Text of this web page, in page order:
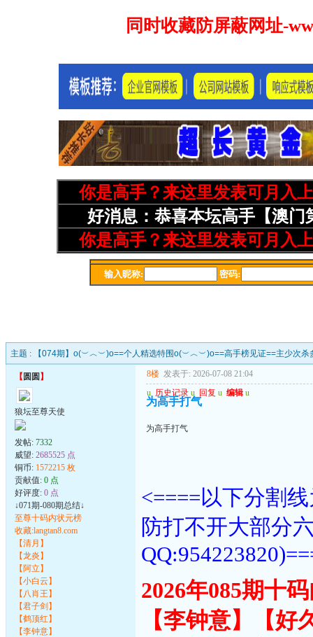
主题 : 【074期】o(︶︿︶)o==个人精选特围o(︶︿︶)o==高手榜见证==主少次杀
【 圆圆 】
狼坛至尊天使
发帖: 7332
威望: 2685525 点
铜币: 1572215 枚
贡献值: 0 点
好评度: 0 点
↓071期-080期总结↓
至尊十码内状元榜
收藏:langtan8.com
【清月】
【龙炎】
【阿立】
【小白云】
【八肖王】
【君子剑】
【鹤顶红】
【李钟意】
8楼 发表于: 2026-07-08 21:04
u 历史记录 u 回复 u 编辑 u
为高手打气
为高手打气
<====以下分割
防打不开大部分
2026年085期十
【李钟意】【